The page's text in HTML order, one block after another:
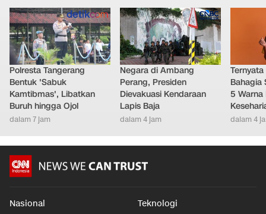
Polresta Tangerang
Bentuk 'Sabuk
Kamtibmas', Libatkan
Buruh hingga Ojol
dalam 7 jam
Negara di Ambang
Perang, Presiden
Dievakuasi Kendaraan
Lapis Baja
dalam 4 jam
Bahagia
5
dalam 4
Nasional Teknologi